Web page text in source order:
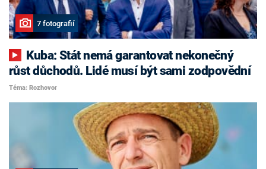
7 fotografií
růst důchodů. Lidé musí být sami zodpovědní
Téma: Rozhovor